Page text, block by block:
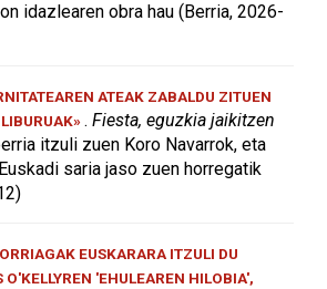
idazlearen obra hau (Berria, 2026-
ATEAK ZABALDU ZITUEN
. Fiesta, eguzkia jaikitzen
itzuli zuen Koro Navarrok, eta
saria jaso zuen horregatik
EUSKARARA ITZULI DU
O'KELLYREN 'EHULEAREN HILOBIA',